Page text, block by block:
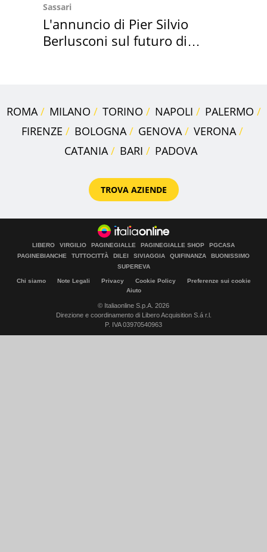
Sassari
L'annuncio di Pier Silvio
Berlusconi sul futuro di
ROMA MILANO TORINO NAPOLI
PALERMO
FIRENZE
BOLOGNA GENOVA
VERONA
CATANIA
BARI PADOVA
TROVA AZIENDE
LIBERO VIRGILIO PAGINEGIALLE PAGINEGIALLE SHOP
PGCASA
PAGINEBIANCHE
TUTTOCITTÀ DILEI SIVIAGGIA QUIFINANZA
BUONISSIMO
SUPEREVA
Chi siamo Note Legali Privacy Cookie Policy
Preferenze sui cookie
Aiuto
© Italiaonline S.p.A. 2026
Direzione e coordinamento di Libero Acquisition S.á r.l.
P. IVA 03970540963